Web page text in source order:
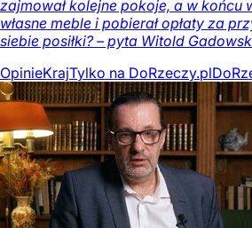
zajmował kolejne pokoje, a w końcu
własne meble i pobierał opłaty za
siebie posiłki? – pyta Witold
OpinieKrajTylko na DoRzeczy.pl